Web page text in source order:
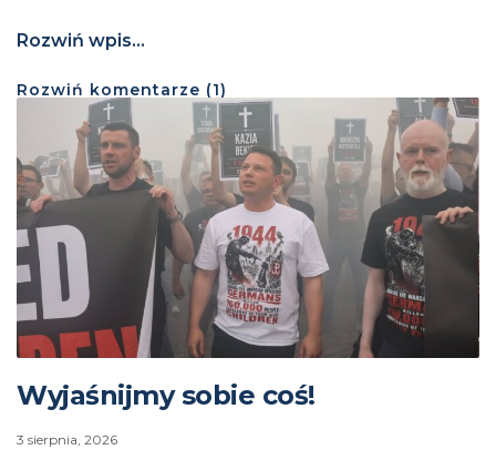
Rozwiń wpis...
Rozwiń komentarze (1)
Wyjaśnijmy sobie coś!
3 sierpnia, 2026